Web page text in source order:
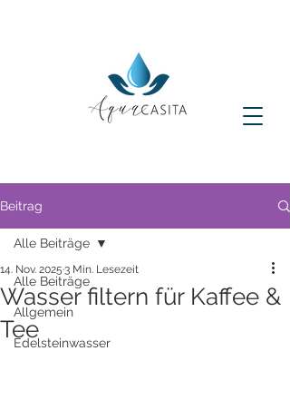
Beitrag
Alle Beiträge
Allgemein
Edelsteinwasser
Alle Beiträge
Wasser filtern für Kaffee &
Tee
14. Nov. 2025 3 Min. Lesezeit